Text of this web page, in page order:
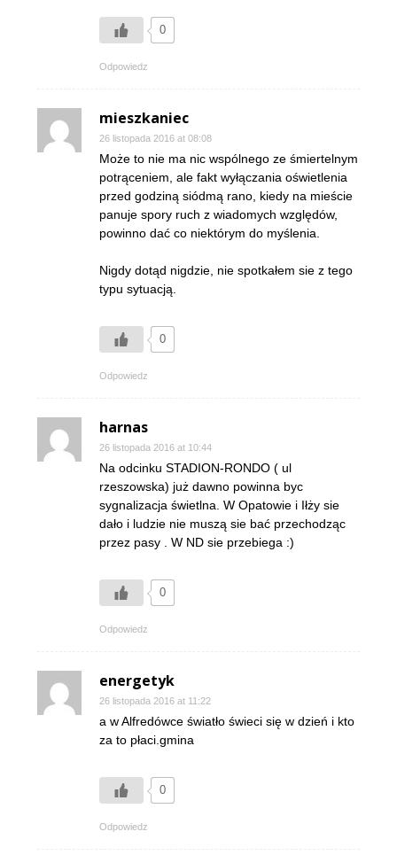
0
Odpowiedz
mieszkaniec
26 listopada 2016 at 08:08
Może to nie ma nic wspólnego ze śmiertelnym
potrąceniem, ale fakt wyłączania oświetlenia
przed godziną siódmą rano, kiedy na mieście
panuje spory ruch z wiadomych względów,
powinno dać co niektórym do myślenia.
Nigdy dotąd nigdzie, nie spotkałem sie z tego
typu sytuacją.
0
Odpowiedz
harnas
26 listopada 2016 at 10:44
Na odcinku STADION-RONDO ( ul
rzeszowska) już dawno powinna byc
sygnalizacja świetlna. W Opatowie i Iłży sie
dało i ludzie nie muszą sie bać przechodząc
przez pasy . W ND sie przebiega :)
0
Odpowiedz
energetyk
26 listopada 2016 at 11:22
a w Alfredówce światło świeci się w dzień i kto
za to płaci.gmina
0
Odpowiedz